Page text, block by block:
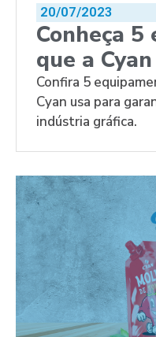
20/07/2023
Conheça
que a
qualidade
Confira 5
Cyan usa para
indústria gráfica.